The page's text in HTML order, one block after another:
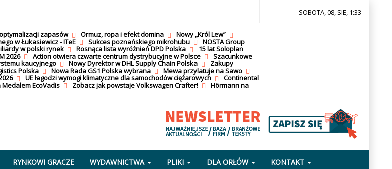
zapasów Ormuz, ropa i efekt domina
Nowy „Król Lew”
w Łukasiewicz - ITeE Sukces poznańskiego mikrohubu
NOSTA Group
w polski rynek Rosnąca lista wyróżnień DPD Polska
15 lat Soloplan
2026 Action otwiera czwarte centrum dystrybucyjne w Polsce
Szacunkowe
kaucyjnego Nowy Dyrektor w DHL Supply Chain Polska
Zakupy
Polska Nowa Rada GS1 Polska wybrana
Mewa przylatuje na Sawo
UE łagodzi wymogi klimatyczne dla samochodów ciężarowych
Continental
EcoVadis Zobacz jak powstaje Volkswagen Crafter!
Hörmann na
SOBOTA, 08, SIE, 1:33
RYNKOWI GRACZE WYDAWNICTWA PLIKI DLA ORŁÓW KONTAKT